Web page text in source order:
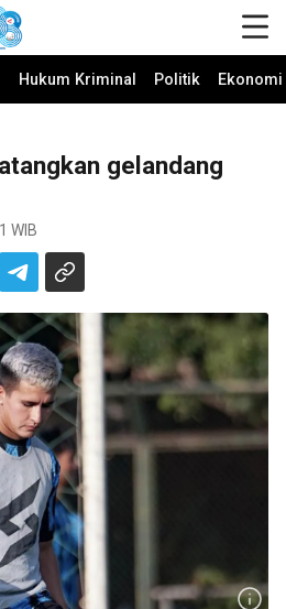
Hukum Kriminal Politik
gelandang
WIB